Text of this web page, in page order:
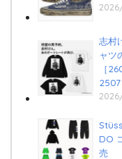
志村
ャツ
［
DO
売